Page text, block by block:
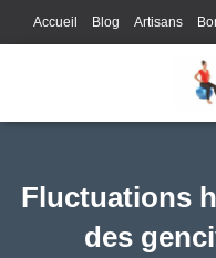
Accueil Blog Artisans
Fluctuations
des